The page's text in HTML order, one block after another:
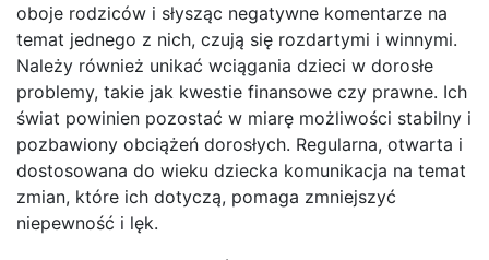
oboje rodziców i słysząc negatywne komentarze na
temat jednego z nich, czują się rozdartymi i winnymi.
Należy również unikać wciągania dzieci w dorosłe
problemy, takie jak kwestie finansowe czy prawne. Ich
świat powinien pozostać w miarę możliwości stabilny i
pozbawiony obciążeń dorosłych. Regularna, otwarta i
dostosowana do wieku dziecka komunikacja na temat
zmian, które ich dotyczą, pomaga zmniejszyć
niepewność i lęk.